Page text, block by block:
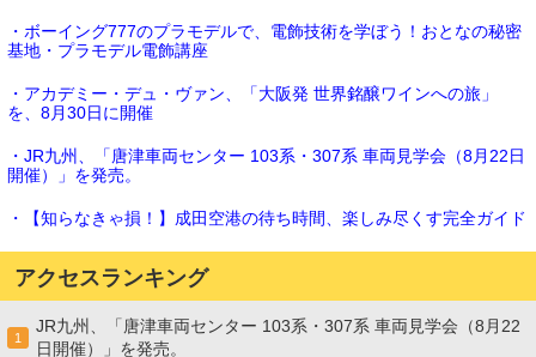
・ボーイング777のプラモデルで、電飾技術を学ぼう！おとなの秘密
基地・プラモデル電飾講座
・アカデミー・デュ・ヴァン、「大阪発 世界銘醸ワインへの旅」
を、8月30日に開催
・JR九州、「唐津車両センター 103系・307系 車両見学会（8月22日
開催）」を発売。
・【知らなきゃ損！】成田空港の待ち時間、楽しみ尽くす完全ガイド
アクセスランキング
1
JR九州、「唐津車両センター 103系・307系 車両見学会（8月22
日開催）」を発売。